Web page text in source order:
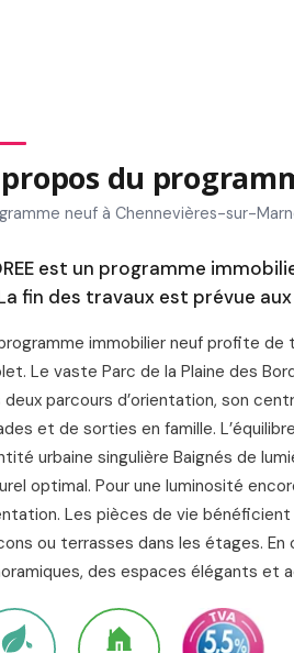
du
neuf à Chennevières-sur-
est un programme
fin des travaux est prévue
immobilier neuf profite
Le vaste Parc de la Plaine des
deux parcours d’orientation, son
et de sorties en famille.
urbaine singulière Baignés de
optimal. Pour une luminosité
Les pièces de vie
ou terrasses dans les étages.
des espaces élégants et